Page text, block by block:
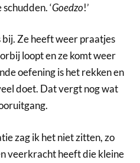
‘Goedzo!’
Ze heeft weer praatjes
loopt en ze komt weer
oefening is het rekken en
doet. Dat vergt nog wat
zag ik het niet zitten, zo
veerkracht heeft die kleine